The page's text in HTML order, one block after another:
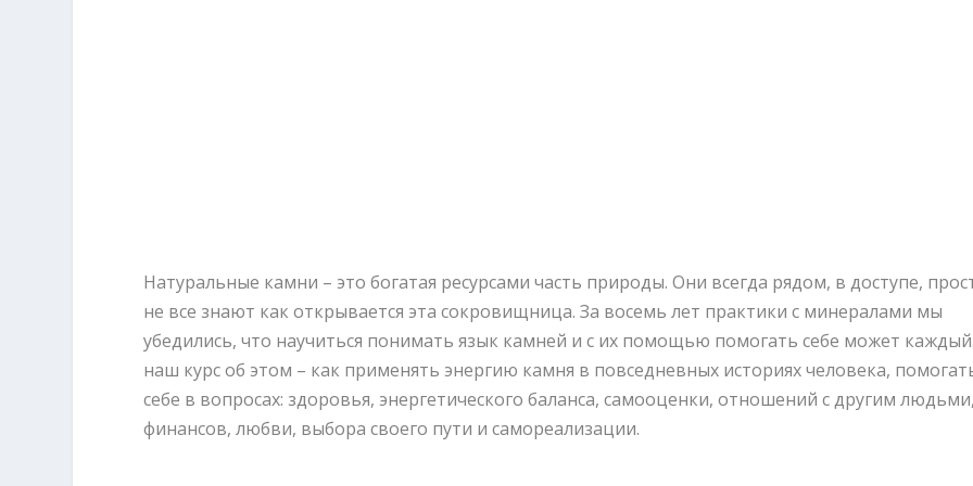
Натуральные камни – это богатая ресурсами часть природы. Они всегда рядом, в доступе,
не все знают как открывается эта сокровищница. За восемь лет практики с минералами мы
убедились, что научиться понимать язык камней и с их помощью помогать себе может
наш курс об этом – как применять энергию камня в повседневных историях человека,
себе в вопросах: здоровья, энергетического баланса, самооценки, отношений с другим людьми,
финансов, любви, выбора своего пути и самореализации.